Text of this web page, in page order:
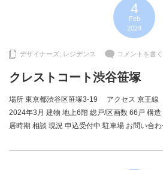
4
Feb
2024
デザイナーズ レジデンス コメントを書く
クレストコート渋谷笹塚
場所 東京都渋谷区笹塚3-19 アクセス 京王線
2024年3月 建物 地上6階 総戸/区画数 66戸 構
居時期 相談 現況 申込受付中 駐車場 お問い合